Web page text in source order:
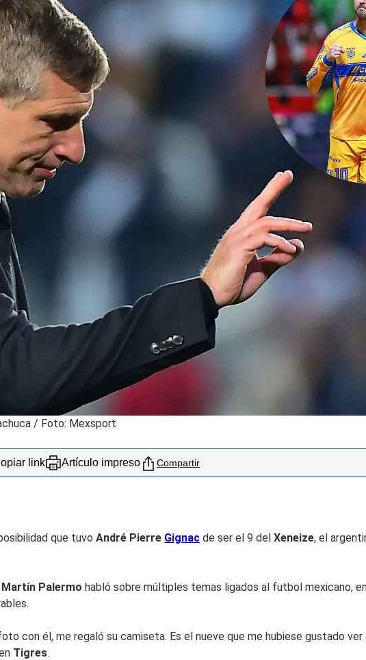
/ Foto: Mexsport
link Artículo impreso Compartir
que tuvo André Pierre Gignac de ser el 9 del Xeneize, el
Palermo habló sobre múltiples temas ligados al futbol mexicano,
con él, me regaló su camiseta. Es el nueve que me hubiese gustado
Tigres.